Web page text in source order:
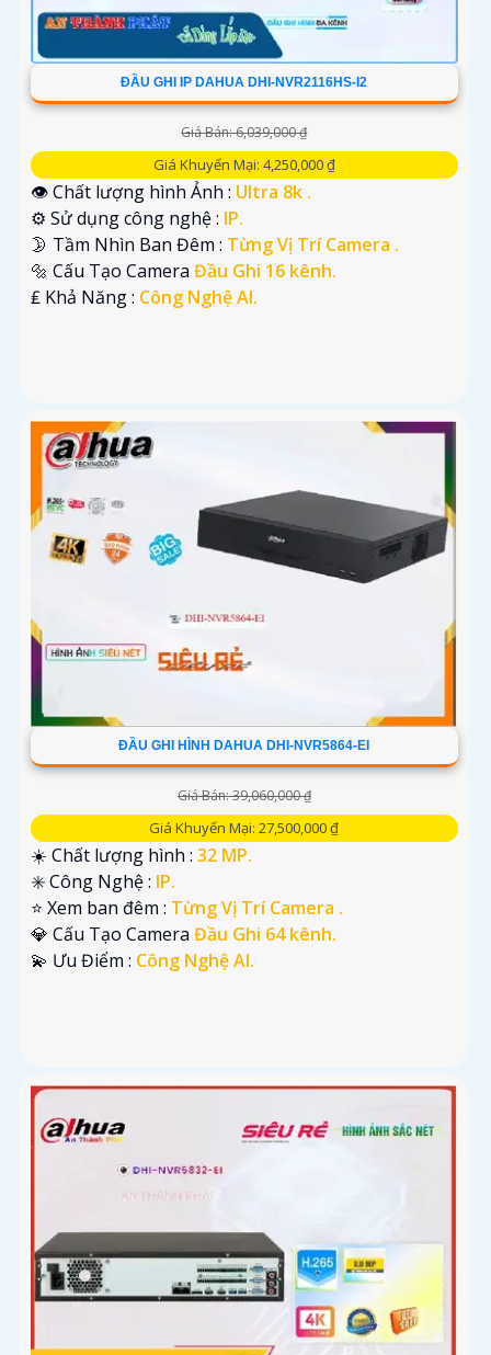
ĐẦU GHI IP DAHUA DHI-NVR2116HS-I2
Giá Bán: 6,039,000 ₫
Giá Khuyến Mại: 4,250,000 ₫
👁 Chất lượng hình Ảnh : Ultra 8k .
⚙ Sử dụng công nghệ : IP.
🌛 Tầm Nhìn Ban Đêm : Từng Vị Trí Camera .
🔩 Cấu Tạo Camera Đầu Ghi 16 kênh.
️₤ Khả Năng : Công Nghệ AI.
ĐẦU GHI HÌNH DAHUA DHI-NVR5864-EI
Giá Bán: 39,060,000 ₫
Giá Khuyến Mại: 27,500,000 ₫
☀️ Chất lượng hình : 32 MP.
✳️ Công Nghệ : IP.
⭐ Xem ban đêm : Từng Vị Trí Camera .
💎 Cấu Tạo Camera Đầu Ghi 64 kênh.
️💫 Ưu Điểm : Công Nghệ AI.